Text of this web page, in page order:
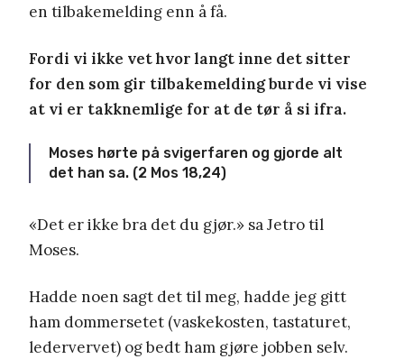
en tilbakemelding enn å få.
Fordi vi ikke vet hvor langt inne det sitter
for den som gir tilbakemelding burde vi vise
at vi er takknemlige for at de tør å si ifra.
Moses hørte på svigerfaren og gjorde alt
det han sa. (2 Mos 18,24)
«Det er ikke bra det du gjør.» sa Jetro til
Moses.
Hadde noen sagt det til meg, hadde jeg gitt
ham dommersetet (vaskekosten, tastaturet,
ledervervet) og bedt ham gjøre jobben selv.